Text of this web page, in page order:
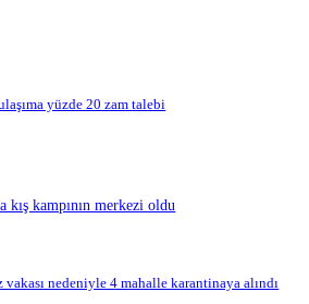
yüzde 20 zam talebi
vakası nedeniyle 4 mahalle karantinaya alındı
kış kampının merkezi oldu